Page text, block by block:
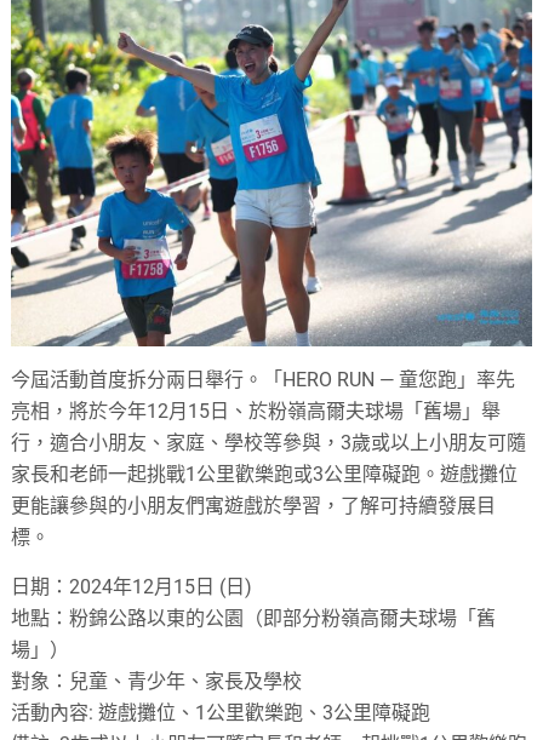
今屆活動首度拆分兩日舉行。「HERO RUN — 童您跑」率先
亮相，將於今年12月15日、於粉嶺高爾夫球場「舊場」舉
行，適合小朋友、家庭、學校等參與，3歲或以上小朋友可隨
家長和老師一起挑戰1公里歡樂跑或3公里障礙跑。遊戲攤位
更能讓參與的小朋友們寓遊戲於學習，了解可持續發展目
標。
日期：2024年12月15日 (日)
地點：粉錦公路以東的公園（即部分粉嶺高爾夫球場「舊
場」）
對象：兒童、青少年、家長及學校
活動內容: 遊戲攤位、1公里歡樂跑、3公里障礙跑